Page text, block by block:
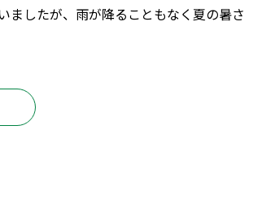
ましたが、雨が降ることもなく夏の暑さ